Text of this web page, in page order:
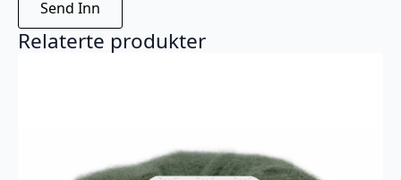
Relaterte produkter